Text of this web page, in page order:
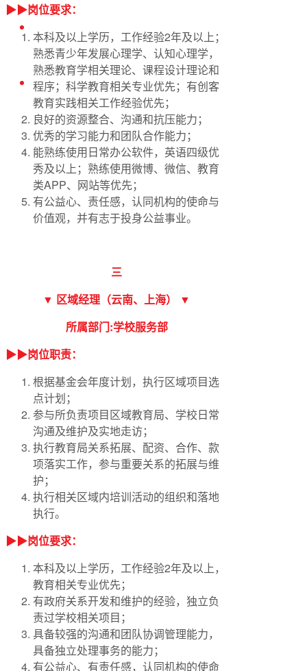
English
▶▶岗位要求：
本科及以上学历，工作经验2年及以上；
熟悉青少年发展心理学、认知心理学，
熟悉教育学相关理论、课程设计理论和
程序；科学教育相关专业优先；有创客
教育实践相关工作经验优先；
良好的资源整合、沟通和抗压能力；
优秀的学习能力和团队合作能力；
能熟练使用日常办公软件，英语四级优
秀及以上；熟练使用微博、微信、教育
类APP、网站等优先；
有公益心、责任感，认同机构的使命与
价值观，并有志于投身公益事业。
三
▼ 区域经理（云南、上海） ▼
所属部门:学校服务部
▶▶岗位职责：
根据基金会年度计划，执行区域项目选
点计划；
参与所负责项目区域教育局、学校日常
沟通及维护及实地走访；
执行教育局关系拓展、配资、合作、款
项落实工作，参与重要关系的拓展与维
护；
执行相关区域内培训活动的组织和落地
执行。
▶▶岗位要求：
本科及以上学历，工作经验2年及以上，
教育相关专业优先；
有政府关系开发和维护的经验，独立负
责过学校相关项目；
具备较强的沟通和团队协调管理能力，
具备独立处理事务的能力；
有公益心、有责任感，认同机构的使命